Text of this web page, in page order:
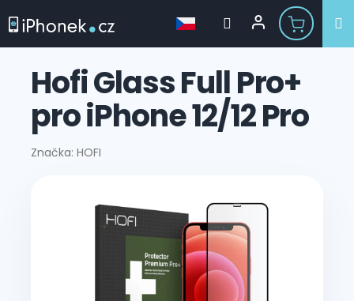
Hofi Glass Full Pro+
pro iPhone 12/12 Pro
Značka: HOFI